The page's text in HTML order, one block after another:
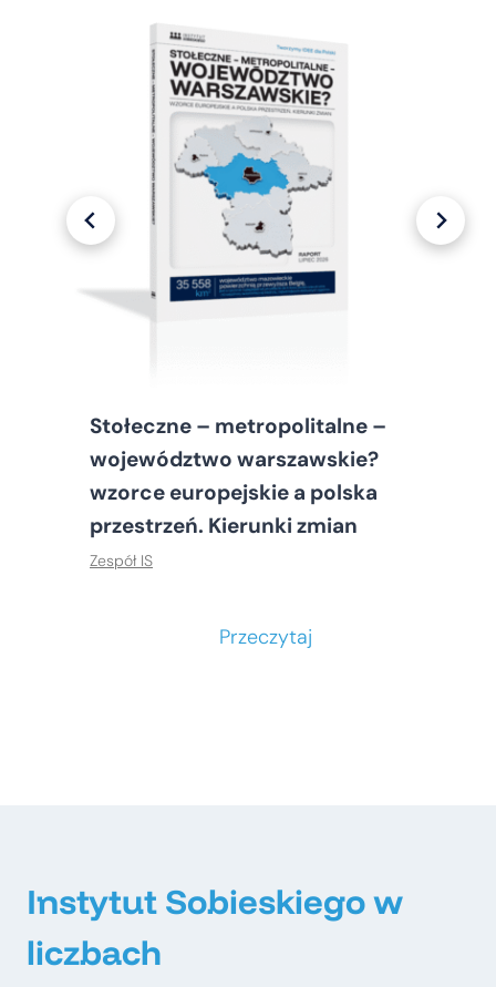
Stołeczne – metropolitalne –
województwo warszawskie?
wzorce europejskie a polska
przestrzeń. Kierunki zmian
Zespół IS
Przeczytaj
–
Instytut Sobieskiego w
liczbach